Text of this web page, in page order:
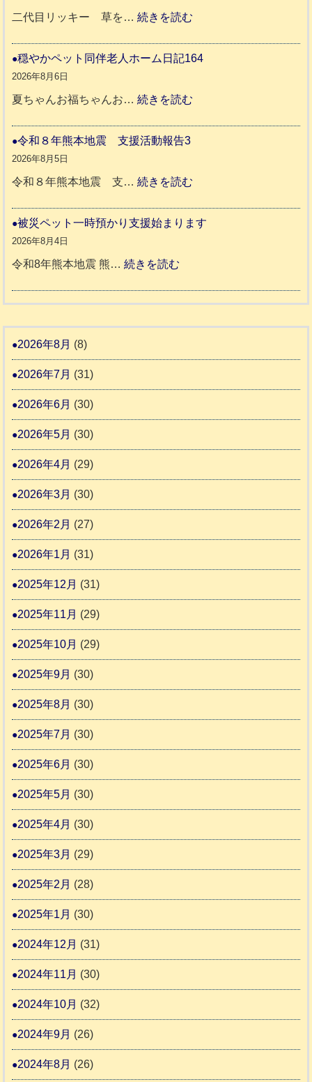
年
本
援
市
氷
二代目リッキー 草を…続きを読む
和
城
市
市
ッ
さ
穏やかペット同伴老人ホーム日記164
2026年8月6日
夏ちゃんお福ちゃんお…続きを読む
ト
人
記
4
令和８年熊本地震 支援活動報告3
2026年8月5日
令和８年熊本地震 支…続きを読む
和
被災ペット一時預かり支援始まります
2026年8月4日
令和8年熊本地震 熊…続きを読む
災
ト
預
支
ま
2026年8月 (8)
2026年7月 (31)
2026年6月 (30)
2026年5月 (30)
2026年4月 (29)
2026年3月 (30)
2026年2月 (27)
2026年1月 (31)
2025年12月 (31)
2025年11月 (29)
2025年10月 (29)
2025年9月 (30)
2025年8月 (30)
2025年7月 (30)
2025年6月 (30)
2025年5月 (30)
2025年4月 (30)
2025年3月 (29)
2025年2月 (28)
2025年1月 (30)
2024年12月 (31)
2024年11月 (30)
2024年10月 (32)
2024年9月 (26)
2024年8月 (26)